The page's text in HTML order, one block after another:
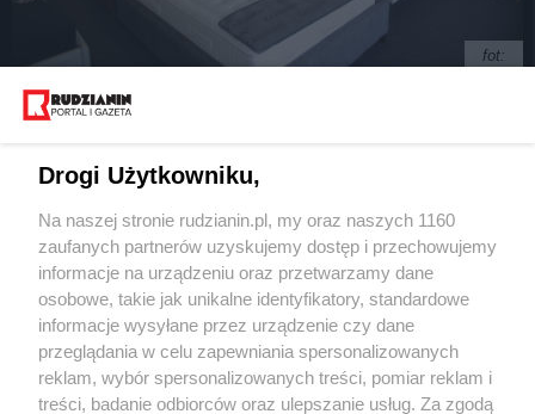
fot:
1 / 5
Wydawca mediów
Nie zapomnij
Drogi Użytkowniku,
Na naszej stronie rudzianin.pl, my oraz naszych 1160
zaufanych partnerów uzyskujemy dostęp i przechowujemy
informacje na urządzeniu oraz przetwarzamy dane
osobowe, takie jak unikalne identyfikatory, standardowe
informacje wysyłane przez urządzenie czy dane
przeglądania w celu zapewniania spersonalizowanych
reklam, wybór spersonalizowanych treści, pomiar reklam i
treści, badanie odbiorców oraz ulepszanie usług. Za zgodą